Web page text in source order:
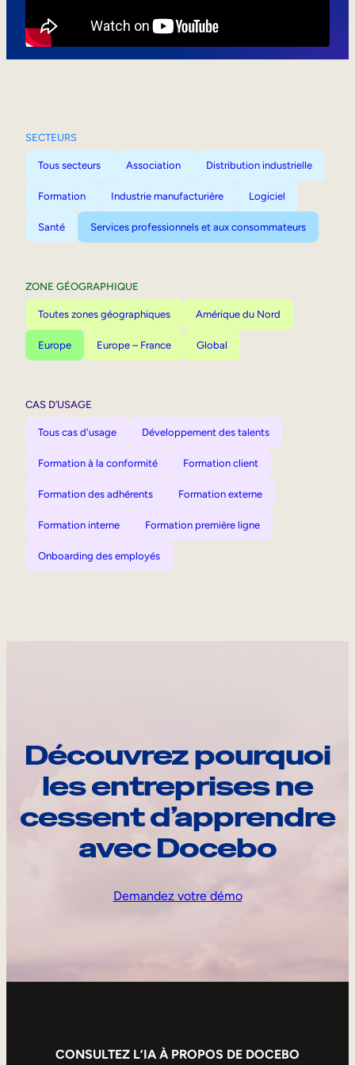
SECTEURS
Tous secteurs Association Distribution industrielle
Formation Industrie manufacturière Logiciel
Santé Services professionnels et aux consommateurs
ZONE GÉOGRAPHIQUE
Toutes zones géographiques Amérique du Nord
Europe Europe – France Global
CAS D’USAGE
Tous cas d'usage Développement des talents
Formation à la conformité Formation client
Formation des adhérents Formation externe
Formation interne Formation première ligne
Onboarding des employés
Découvrez pourquoi
les entreprises ne
cessent d’apprendre
avec Docebo
Demandez votre démo
CONSULTEZ L’IA À PROPOS DE DOCEBO